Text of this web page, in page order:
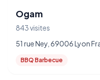
Ogam
843 visites
51 rue Ney, 69006 Lyon
BBQ Barbecue